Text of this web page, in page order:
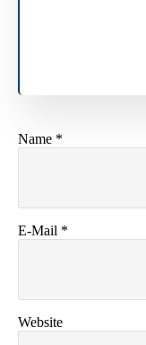
Name *
E-Mail *
Website